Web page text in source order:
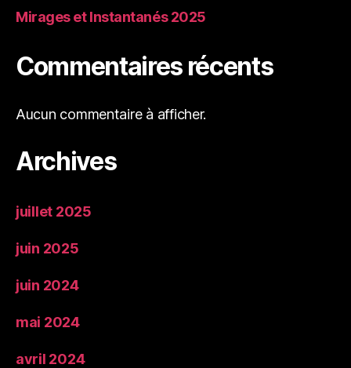
Mirages et Instantanés 2025
Commentaires récents
Aucun commentaire à afficher.
Archives
juillet 2025
juin 2025
juin 2024
mai 2024
avril 2024